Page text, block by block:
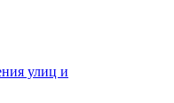
улиц и